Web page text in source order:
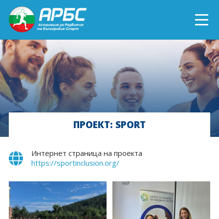
ENGLISH
СПОРТ БЛИЗО ДО ТЕБ
ТЕКУЩИ ПРОЕКТИ
ОНЛАЙН ОБУЧЕНИЯ
БЪДИ ДОБРОВОЛЕЦ!
ПРОЕКТ: SPORT
Интернет страница на проекта
https://sportinclusion.org/